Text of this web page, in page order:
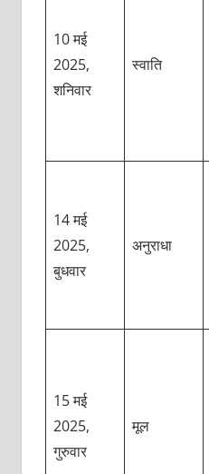
10 मई
2025,
शनिवार
स्वाति
14 मई
2025,
बुधवार
अनुराधा
15 मई
2025,
गुरुवार
मूल